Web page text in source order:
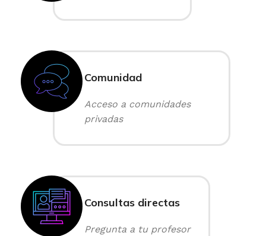
Comunidad
Acceso a comunidades
privadas
Consultas directas
Pregunta a tu profesor